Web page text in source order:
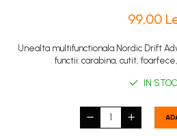
99,00
Unealta multifunctionala Nordic Drift
functii: carabina, cutit,
IN STOC